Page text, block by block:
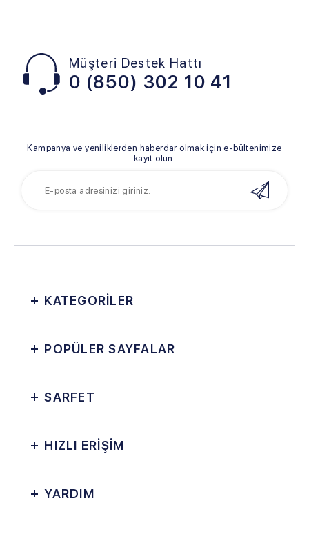
Müşteri Destek Hattı
0 (850) 302 10 41
Kampanya ve yeniliklerden haberdar olmak için e-bültenimize
kayıt olun.
KATEGORİLER
POPÜLER SAYFALAR
SARFET
HIZLI ERİŞİM
YARDIM